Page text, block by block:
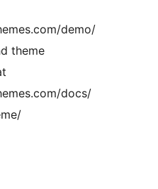
demo/
theme
docs/